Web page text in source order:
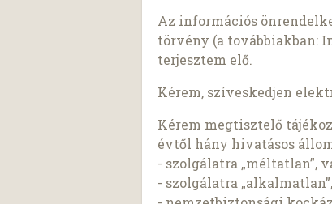
Az információs
törvény (a továbbiakban:
terjesztem elő.
Kérem, szíveskedjen
Kérem megtisztelő
évtől hány hivatásos
- szolgálatra „méltatlan”,
- szolgálatra